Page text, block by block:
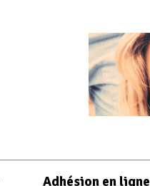
Adhésion en ligne